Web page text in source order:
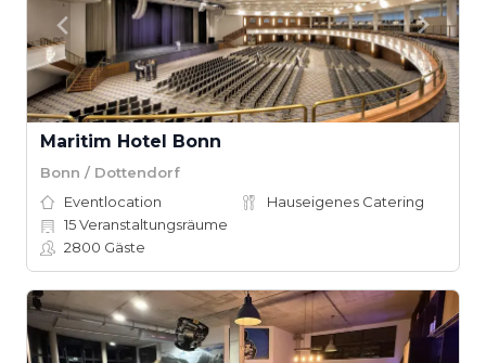
Maritim Hotel Bonn
Bonn / Dottendorf
Eventlocation
Hauseigenes Catering
15Veranstaltungsräume
2800 Gäste